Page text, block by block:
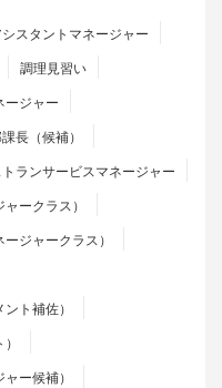
スタントマネージャー
調理見習い
ジャー
長（候補）
ランサービスマネージャー
ークラス）
ジャークラス）
ト補佐）
ー候補）